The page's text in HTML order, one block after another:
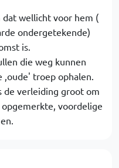
wellicht voor hem (
ondergetekende)
is.
die weg kunnen
,oude' troep ophalen.
de verleiding groot om
voordelige